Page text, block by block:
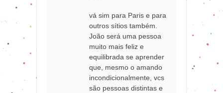
vá sim para Paris e para
outros sítios também.
João será uma pessoa
muito mais feliz e
equilibrada se aprender
que, mesmo o amando
incondicionalmente, vcs
são pessoas distintas e